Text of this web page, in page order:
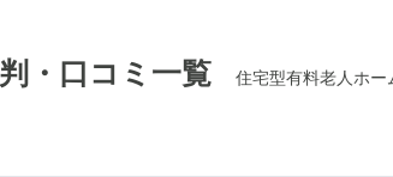
・口コミ一覧
住宅型有料老人ホー